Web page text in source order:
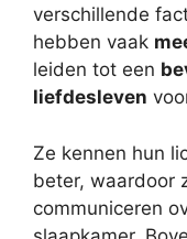
verschillende
hebben vaak
leiden tot een
liefdesleven
Ze kennen hun
beter, waardoor
communiceren